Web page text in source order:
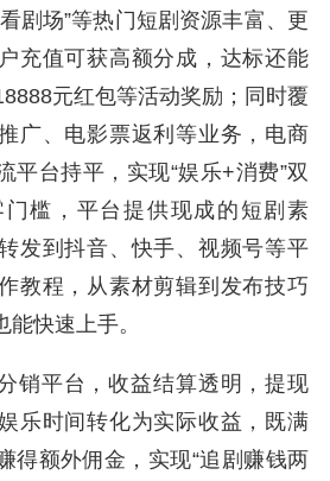
剧场”等热门短剧资源丰富、更
充值可获高额分成，达标还能
元红包等活动奖励；同时覆
广、电影票返利等业务，电商
平台持平，实现“娱乐+消费”双
槛，平台提供现成的短剧素
发到抖音、快手、视频号等平
教程，从素材剪辑到发布技巧
快速上手。
销平台，收益结算透明，提现
乐时间转化为实际收益，既满
得额外佣金，实现“追剧赚钱两